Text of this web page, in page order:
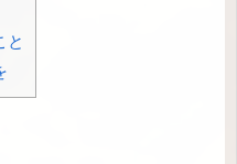
と